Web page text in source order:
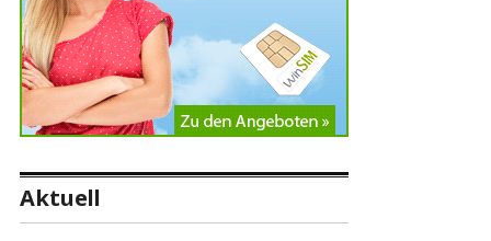
Aktuell